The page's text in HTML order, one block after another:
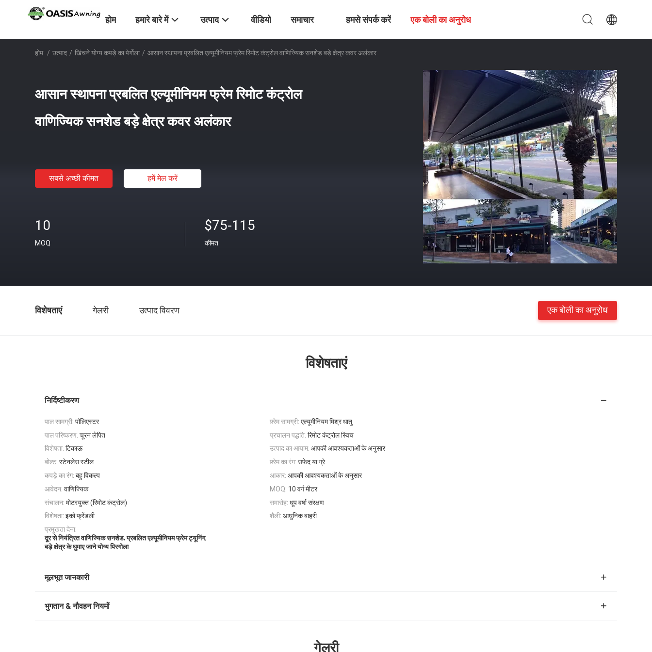
होम हमारे बारे में उत्पाद वीडियो समाचार हमसे संपर्क करें एक बोली का अनुरोध
होम / उत्पाद / खिंचने योग्य कपड़े का पेर्गोला / आसान स्थापना प्रबलित एल्यूमीनियम फ्रेम रिमोट कंट्रोल वाणिज्यिक सनशेड बड़े क्षेत्र कवर अलंकार
आसान स्थापना प्रबलित एल्यूमीनियम फ्रेम रिमोट कंट्रोल
वाणिज्यिक सनशेड बड़े क्षेत्र कवर अलंकार
सबसे अच्छी कीमत हमें मेल करें
10
MOQ
$75-115
कीमत
विशेषताएं गेलरी उत्पाद विवरण एक बोली का अनुरोध
विशेषताएं
निर्दिष्टीकरण
पाल सामग्री: पॉलिएस्टर फ़्रेम सामग्री: एल्यूमीनियम मिश्र धातु
पाल परिष्करण: चूरन लेपित प्रचालन पद्धति: रिमोट कंट्रोल स्विच
विशेषता: टिकाऊ उत्पाद का आयाम: आपकी आवश्यकताओं के अनुसार
बोल्ट: स्टेनलेस स्टील फ़्रेम का रंग: सफेद या ग्रे
कपड़े का रंग: बहु विकल्प आकार: आपकी आवश्यकताओं के अनुसार
आवेदन: वाणिज्यिक MOQ: 10 वर्ग मीटर
संचालन: मोटरयुक्त (रिमोट कंट्रोल) समारोह: धूप वर्षा संरक्षण
विशेषता: इको फ्रेंडली शैली: आधुनिक बाहरी
प्रमुखता देना:
दूर से नियंत्रित वाणिज्यिक सनशेड,प्रबलित एल्यूमीनियम फ्रेम ट्यूनिंग,
बड़े क्षेत्र के घुमाए जाने योग्य पिरगोला
मूलभूत जानकारी
भुगतान & नौवहन नियमों
गेलरी